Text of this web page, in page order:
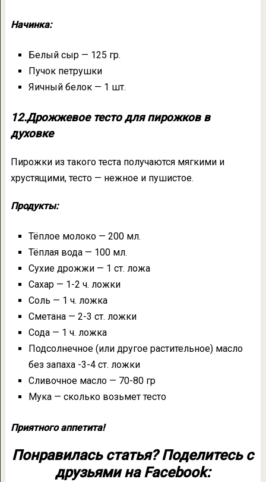
Начинка:
Белый сыр — 125 гр.
Пучок петрушки
Яичный белок — 1 шт.
12.Дрожжевое тесто для пирожков в
духовке
Пирожки из такого теста получаются мягкими и
хрустящими, тесто — нежное и пушистое.
Продукты:
Тёплое молоко — 200 мл.
Тёплая вода — 100 мл.
Сухие дрожжи — 1 ст. ложа
Сахар — 1-2 ч. ложки
Соль — 1 ч. ложка
Сметанa — 2-3 ст. ложки
Сода — 1 ч. ложка
Подсолнечное (или другое растительное) масло
без запаха -3-4 ст. ложки
Сливочное масло — 70-80 гр
Мука — сколько возьмет тесто
Приятного аппетита!
Понравилась статья? Поделитесь с
друзьями на Facebook: